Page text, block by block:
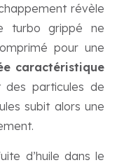
révèle
turbo grippé ne
pour une
caractéristique
des particules de
subit alors une
d’huile dans le